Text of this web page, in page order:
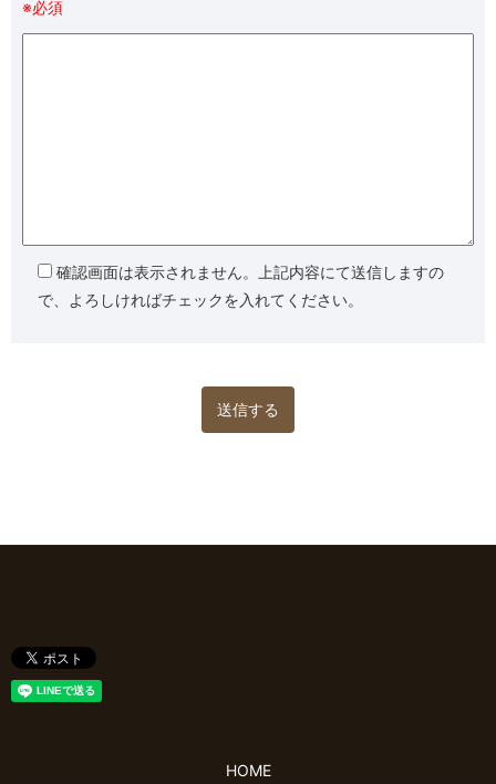
※必須
確認画面は表示されません。上記内容にて送信しますの
で、よろしければチェックを入れてください。
HOME